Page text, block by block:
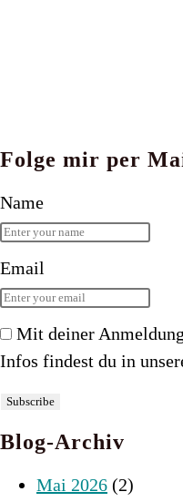
Folge mir per
Name
Email
Mit deiner
Infos findest du in
Blog-Archiv
Mai 2026 (2)